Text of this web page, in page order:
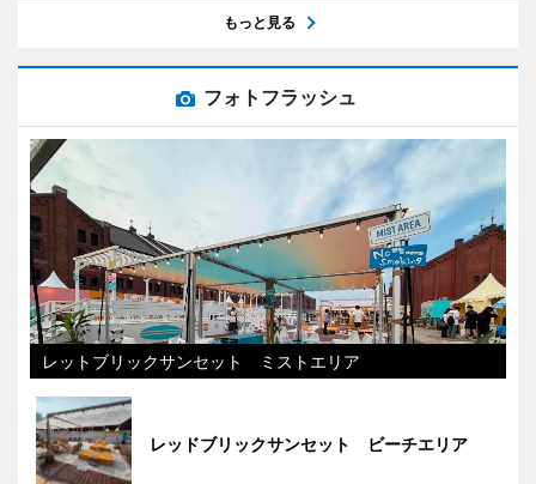
もっと見る
フォトフラッシュ
レットブリックサンセット ミストエリア
レッドブリックサンセット ビーチエリア